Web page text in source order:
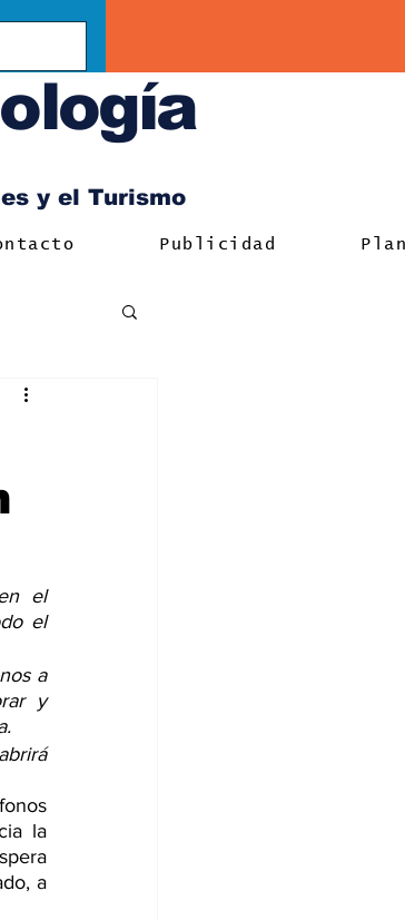
y el Turismo
Publicidad
el
el
a
y
la
a